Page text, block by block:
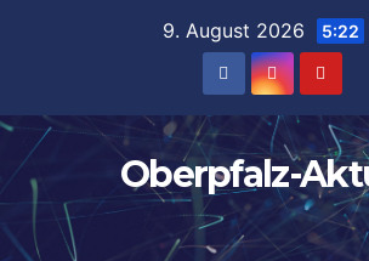
9. August 2026 5:22
Oberpfalz-